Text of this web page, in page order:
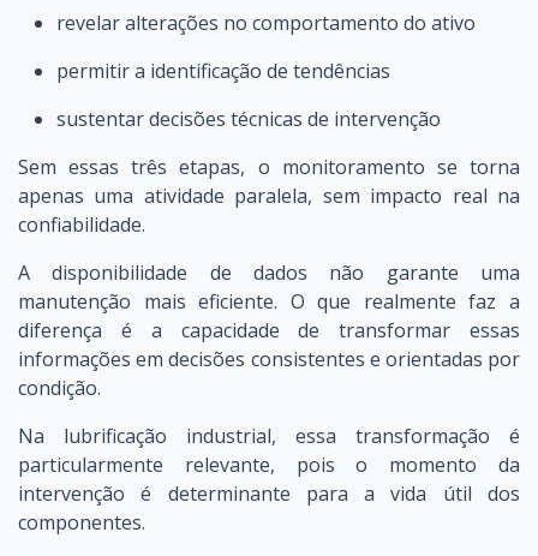
revelar alterações no comportamento do ativo
permitir a identificação de tendências
sustentar decisões técnicas de intervenção
Sem essas três etapas, o monitoramento se torna
apenas uma atividade paralela, sem impacto real na
confiabilidade.
A disponibilidade de dados não garante uma
manutenção mais eficiente. O que realmente faz a
diferença é a capacidade de transformar essas
informações em decisões consistentes e orientadas por
condição.
Na lubrificação industrial, essa transformação é
particularmente relevante, pois o momento da
intervenção é determinante para a vida útil dos
componentes.